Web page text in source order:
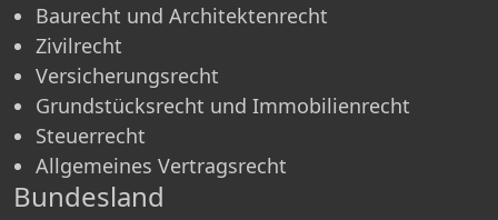
Baurecht und Architektenrecht
Zivilrecht
Versicherungsrecht
Grundstücksrecht und Immobilienrecht
Steuerrecht
Allgemeines Vertragsrecht
Bundesland